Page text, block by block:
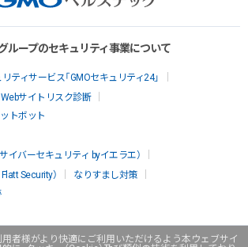
用者様がより快適にご利用いただけるよう本ウェブサイ
ループのセキュリティ事業について
ティサービス「GMOセキュリティ24」
Webサイトリスク診断
トボット
イバーセキュリティ byイエラエ）
Security）
なりすまし対策